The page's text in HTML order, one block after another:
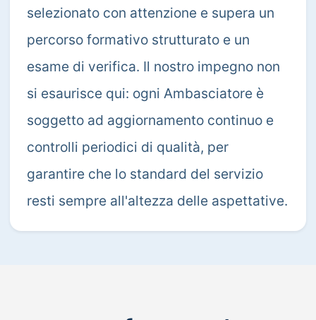
selezionato con attenzione e supera un
percorso formativo strutturato e un
esame di verifica. Il nostro impegno non
si esaurisce qui: ogni Ambasciatore è
soggetto ad aggiornamento continuo e
controlli periodici di qualità, per
garantire che lo standard del servizio
resti sempre all'altezza delle aspettative.